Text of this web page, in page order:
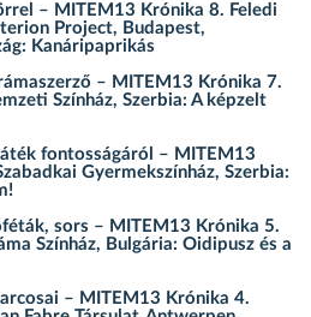
– MITEM13 Krónika 8. Feledi
Project, Budapest,
Kanáripaprikás
– MITEM13 Krónika 7.
Színház, Szerbia: A képzelt
fontosságáról – MITEM13
Gyermekszínház, Szerbia:
sors – MITEM13 Krónika 5.
Színház, Bulgária: Oidipusz és a
– MITEM13 Krónika 4.